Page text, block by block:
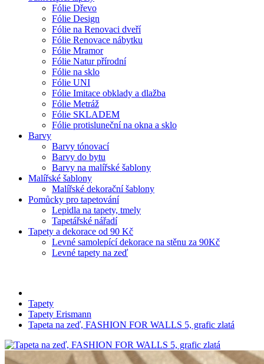
Fólie Dřevo
Fólie Design
Fólie na Renovaci dveří
Fólie Renovace nábytku
Fólie Mramor
Fólie Natur přírodní
Fólie na sklo
Fólie UNI
Fólie Imitace obklady a dlažba
Fólie Metráž
Fólie SKLADEM
Fólie protisluneční na okna a sklo
Barvy
Barvy tónovací
Barvy do bytu
Barvy na malířské šablony
Malířské šablony
Malířské dekorační šablony
Pomůcky pro tapetování
Lepidla na tapety, tmely
Tapetářské nářadí
Tapety a dekorace od 90 Kč
Levné samolepící dekorace na stěnu za 90Kč
Levné tapety na zeď
Tapety
Tapety Erismann
Tapeta na zeď, FASHION FOR WALLS 5, grafic zlatá